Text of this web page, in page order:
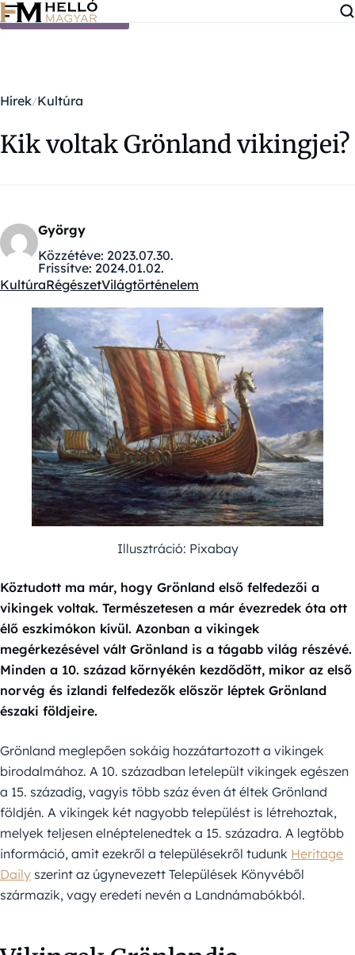
Ugrás a tartalomra
Hírek Kultúra
Kik voltak Grönland vikingjei?
György
Közzétéve: 2023.07.30.
Frissítve: 2024.01.02.
Kategóriák:
KultúraRégészetVilágtörténelem
Illusztráció: Pixabay
Köztudott ma már, hogy Grönland első felfedezői a
vikingek voltak. Természetesen a már évezredek óta ott
élő eszkimókon kívül. Azonban a vikingek
megérkezésével vált Grönland is a tágabb világ részévé.
Minden a 10. század környékén kezdődött, mikor az első
norvég és izlandi felfedezők először léptek Grönland
északi földjeire.
Grönland meglepően sokáig hozzátartozott a vikingek
birodalmához. A 10. században letelepült vikingek egészen
a 15. századig, vagyis több száz éven át éltek Grönland
földjén. A vikingek két nagyobb települést is létrehoztak,
melyek teljesen elnéptelenedtek a 15. századra. A legtöbb
információ, amit ezekről a településekről tudunk Heritage
Daily szerint az úgynevezett Települések Könyvéből
származik, vagy eredeti nevén a Landnámabókból.